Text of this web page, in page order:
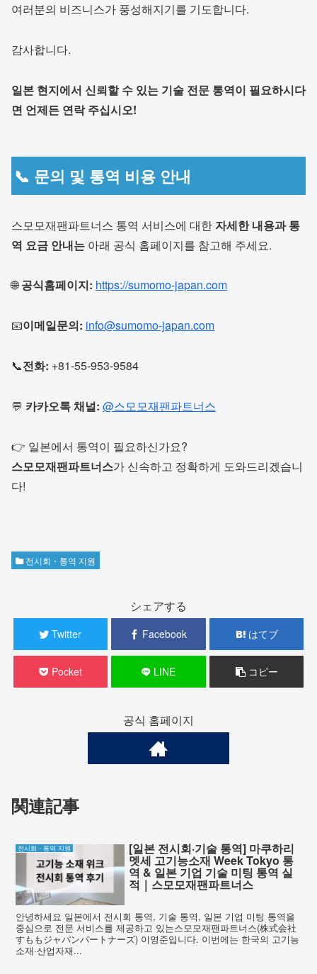
여러분의 비즈니스가 풍성해지기를 기도합니다.
감사합니다.
일본 현지에서 신뢰할 수 있는 기술 전문 통역이 필요하시다
면 언제든 연락 주십시오!
📞 문의 및 통역 비용 안내
스모모재팬파트너스 통역 서비스에 대한자세한 내용과 통
역 요금 안내는 아래 공식 홈페이지를 참고해 주세요.
🌐공식홈페이지: https://sumomo-japan.com
📧이메일문의: info@sumomo-japan.com
📞전화: +81-55-953-9584
💬 카카오톡 채널: @스모모재팬파트너스
👉 일본에서 통역이 필요하신가요?
스모모재팬파트너스가 신속하고 정확하게 도와드리겠습니
다!
전시회・통역 지원
シェアする
Twitter Facebook はてブ
Pocket LINE コピー
공식 홈페이지
関連記事
전시회・통역 지원 [일본 전시회·기술 통역] 마쿠하리
멧세 고기능소재 Week Tokyo 통
역 & 일본 기업 기술 미팅 통역 실
적｜스모모재팬파트너스
안녕하세요 일본에서 전시회 통역, 기술 통역, 일본 기업 미팅 통역을
중심으로 전문 서비스를 제공하고 있는스모모재팬파트너스(株式会社
すももジャパンパートナーズ) 이영준입니다. 이번에는 한국의 고기능
소재·산업자재...